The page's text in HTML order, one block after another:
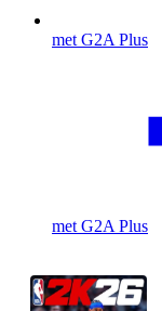
met G2A Plus
met G2A Plus